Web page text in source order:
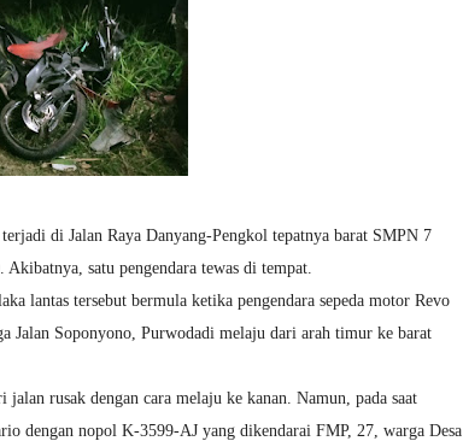
di Jalan Raya Danyang-Pengkol tepatnya barat SMPN 7
satu pengendara tewas di tempat.
lantas tersebut bermula ketika pengendara sepeda motor Revo
Soponyono, Purwodadi melaju dari arah timur ke barat
rusak dengan cara melaju ke kanan. Namun, pada saat
dengan nopol K-3599-AJ yang dikendarai FMP, 27, warga Desa